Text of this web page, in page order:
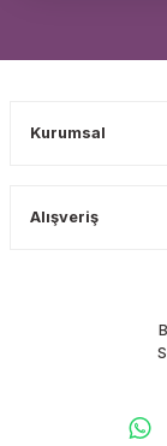
Kurumsal
Alışveriş